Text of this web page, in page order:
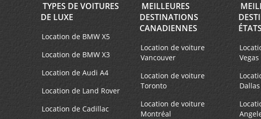
TYPES DE VOITURES
DE LUXE
Location de BMW X5
Location de BMW X3
Location de Audi A4
Location de Land Rover
Location de Cadillac
MEILLEURES
DESTINATIONS
CANADIENNES
Location de voiture
Vancouver
Location de voiture
Toronto
Location de voiture
Montréal
Vegas
Dallas